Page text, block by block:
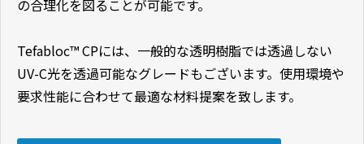
の合理化を図ることが可能です。
Tefabloc™ CPには、一般的な透明樹脂では透過しない
UV-C光を透過可能なグレードもございます。使用環境や
要求性能に合わせて最適な材料提案を致します。